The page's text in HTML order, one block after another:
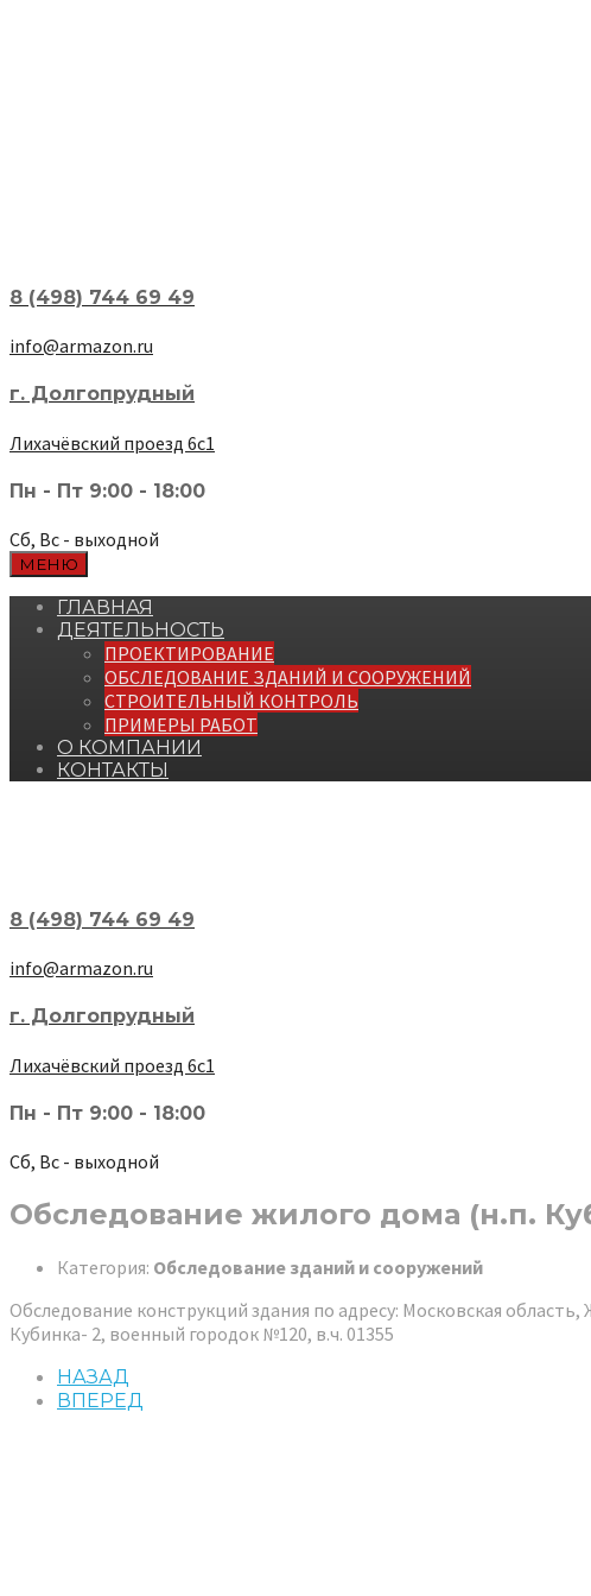
8 (498) 744 69 49
info@armazon.ru
г. Долгопрудный
Лихачёвский проезд 6с1
Пн - Пт 9:00 - 18:00
Сб, Вс - выходной
МЕНЮ
ГЛАВНАЯ
ДЕЯТЕЛЬНОСТЬ
ПРОЕКТИРОВАНИЕ
ОБСЛЕДОВАНИЕ ЗДАНИЙ И СООРУЖЕНИЙ
СТРОИТЕЛЬНЫЙ КОНТРОЛЬ
ПРИМЕРЫ РАБОТ
О КОМПАНИИ
КОНТАКТЫ
8 (498) 744 69 49
info@armazon.ru
г. Долгопрудный
Лихачёвский проезд 6с1
Пн - Пт 9:00 - 18:00
Сб, Вс - выходной
Обследование жилого дома (н.п.
Категория: Обследование зданий и сооружений
Обследование конструкций здания по адресу: Московская
Кубинка- 2, военный городок №120, в.ч. 01355
НАЗАД
ВПЕРЕД